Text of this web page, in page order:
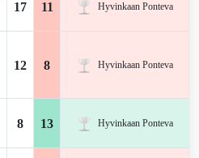
17 11 Hyvinkaan Ponteva
12 8 Hyvinkaan Ponteva
8 13 Hyvinkaan Ponteva